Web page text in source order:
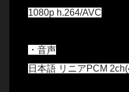
1080p h.264/AVC
・音声
日本語 リニアPCM